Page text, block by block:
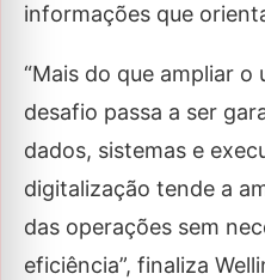
informações que
“Mais do que ampliar o
desafio passa a ser
dados, sistemas e
digitalização tende a
das operações sem
eficiência”, finaliza